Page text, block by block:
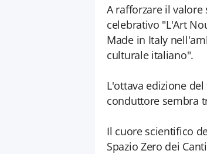
A rafforzare il
celebrativo "L'Art
Made in Italy
culturale italiano".
L'ottava edizione
conduttore sembra
Il cuore scientifico
Spazio Zero dei